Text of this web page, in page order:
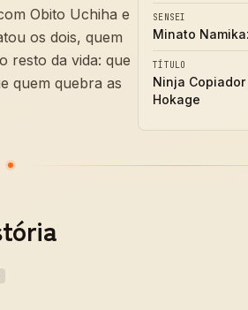
Obito Uchiha e
os dois, quem
resto da vida: que
quem quebra as
SENSEI
Minato
TÍTULO
Ninja Copiador
Hokage